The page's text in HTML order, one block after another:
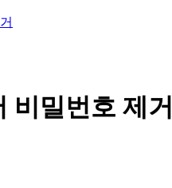
비밀번호 제거